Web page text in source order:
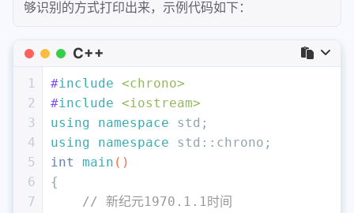
够识别的方式打印出来，示例代码如下：
C++
1
2
3
4
5
6
7
#include <chrono>
#include <iostream>
using
namespace std;
using
namespace std::chrono;
int
main ()
{
// 新纪元1970.1.1时间